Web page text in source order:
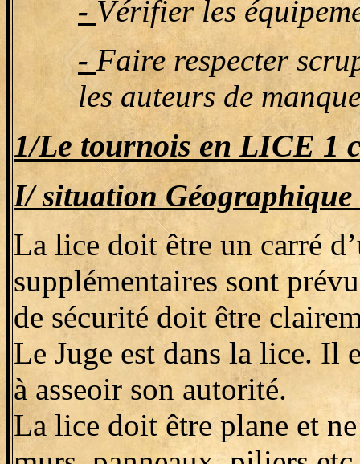
- Vérifier les
-Faire respecter
les auteurs de
1/Le tournois en LICE 1
I/ situation
La lice doit être un carré
supplémentaires sont
de sécurité doit être
Le Juge est dans la lice. Il
à asseoir son autorité.
La lice doit être plane et